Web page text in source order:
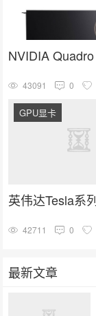
43091 0
GPU显卡
42711 0
最新文章